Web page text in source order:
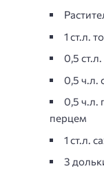
1 ст.л.
0,5
0,5 ч.л.
0,5 ч.л.
перцем
1 ст.л.
3